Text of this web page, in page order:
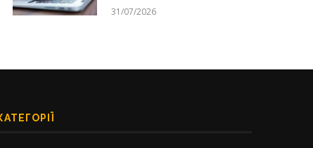
31/07/2026